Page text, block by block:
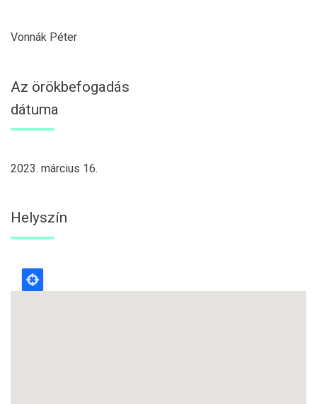
Vonnák Péter
Az örökbefogadás
dátuma
2023. március 16.
Helyszín